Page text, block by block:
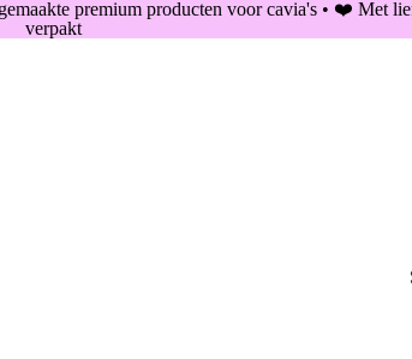
premium producten voor cavia's • ❤️ Met
verpakt